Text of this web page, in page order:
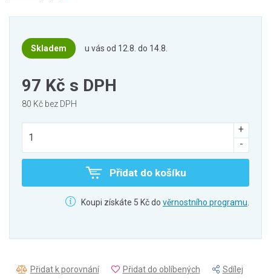
Skladem u vás od 12.8. do 14.8.
97 Kč s DPH
80 Kč bez DPH
Přidat do košíku
Koupi získáte 5 Kč do věrnostního programu
Přidat k porovnání Přidat do oblíbených
Sdílej